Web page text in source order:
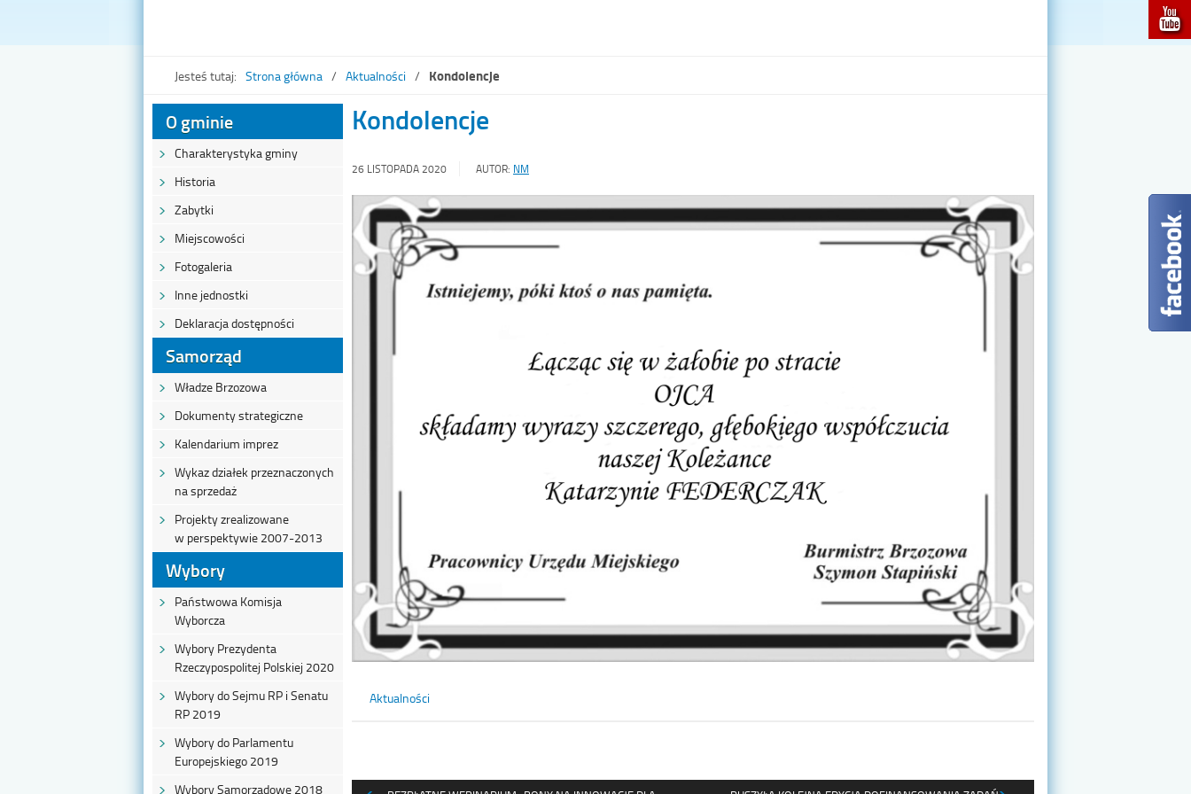
Jesteś tutaj: Strona główna Aktualności Kondolencje
O gminie
Charakterystyka gminy
Historia
Zabytki
Miejscowości
Fotogaleria
Inne jednostki
Deklaracja dostępności
Samorząd
Władze Brzozowa
Dokumenty strategiczne
Kalendarium imprez
Wykaz działek przeznaczonych
na sprzedaż
Projekty zrealizowane
w perspektywie 2007-2013
Wybory
Państwowa Komisja
Wyborcza
Wybory Prezydenta
Rzeczypospolitej Polskiej 2020
Wybory do Sejmu RP i Senatu
RP 2019
Wybory do Parlamentu
Europejskiego 2019
Wybory Samorządowe 2018
Kondolencje
26 LISTOPADA 2020 AUTOR: NM
Aktualności